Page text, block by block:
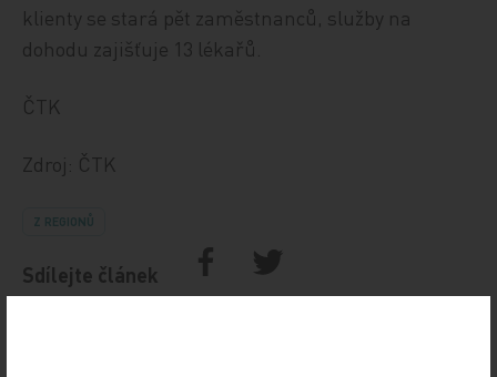
klienty se stará pět zaměstnanců, služby na
dohodu zajišťuje 13 lékařů.
ČTK
Zdroj: ČTK
Z REGIONŮ
Sdílejte článek